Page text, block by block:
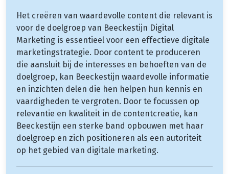
Het creëren van waardevolle content die relevant is
voor de doelgroep van Beeckestijn Digital
Marketing is essentieel voor een effectieve digitale
marketingstrategie. Door content te produceren
die aansluit bij de interesses en behoeften van de
doelgroep, kan Beeckestijn waardevolle informatie
en inzichten delen die hen helpen hun kennis en
vaardigheden te vergroten. Door te focussen op
relevantie en kwaliteit in de contentcreatie, kan
Beeckestijn een sterke band opbouwen met haar
doelgroep en zich positioneren als een autoriteit
op het gebied van digitale marketing.